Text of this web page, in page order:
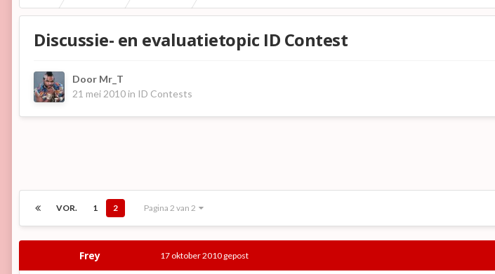
Discussie- en evaluatietopic ID Contest
Door Mr_T
21 mei 2010 in ID Contests
VOR. 1 2 Pagina 2 van 2
Frey 17 oktober 2010 gepost